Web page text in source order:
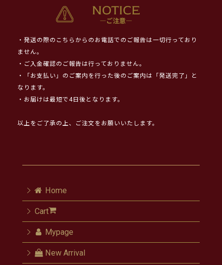
・発送の際のこちらからのお電話でのご報告は一切行っており
ません。
・ご入金確認のご報告は行っておりません。
・「お支払い」のご案内を行った後のご案内は「発送完了」と
なります。
・お届けは最短で4日後となります。
以上をご了承の上、ご注文をお願いいたします。
Home
Cart
Mypage
New Arrival